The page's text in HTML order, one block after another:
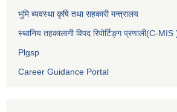
भुमि ब्यवस्था कृषि तथा सहकारी मन्त्रालय
स्थानिय तहकालागी विपद रिपोर्टिङ्ग प्रणाली(C-MIS
Plgsp
Career Guidance Portal